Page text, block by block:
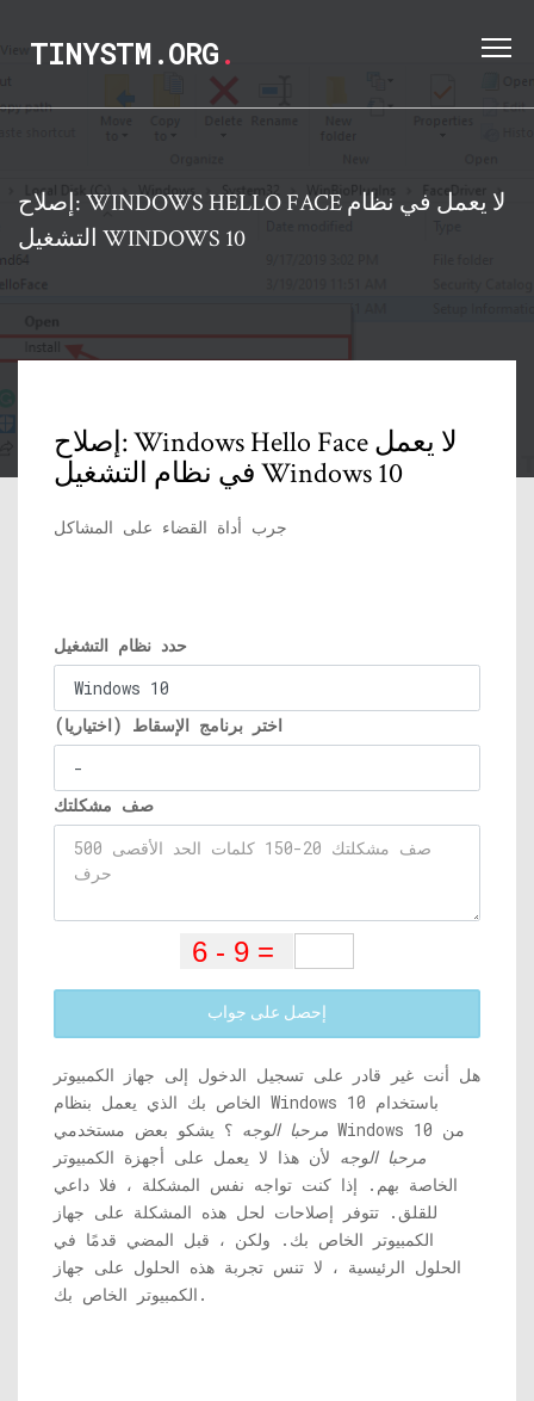
TINYSTM.ORG.
إصلاح: WINDOWS HELLO FACE لا يعمل في نظام
التشغيل WINDOWS 10
إصلاح: Windows Hello Face لا يعمل
في نظام التشغيل Windows 10
جرب أداة القضاء على المشاكل
حدد نظام التشغيل
اختر برنامج الإسقاط (اختياريا)
صف مشكلتك
إحصل على جواب
هل أنت غير قادر على تسجيل الدخول إلى جهاز الكمبيوتر
الخاص بك الذي يعمل بنظام Windows 10 باستخدام
مرحبا الوجه
؟ يشكو بعض مستخدمي Windows 10 من
مرحبا الوجه لأن هذا لا يعمل على أجهزة الكمبيوتر
الخاصة بهم. إذا كنت تواجه نفس المشكلة ، فلا داعي
للقلق. تتوفر إصلاحات لحل هذه المشكلة على جهاز
الكمبيوتر الخاص بك. ولكن ، قبل المضي قدمًا في
الحلول الرئيسية ، لا تنس تجربة هذه الحلول على جهاز
الكمبيوتر الخاص بك.